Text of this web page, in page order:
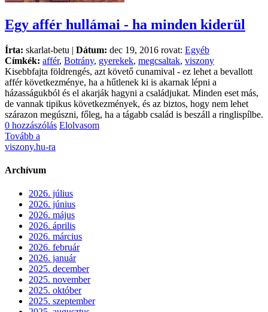
Egy affér hullámai - ha minden kiderül
Írta: skarlat-betu | Dátum: dec 19, 2016 rovat: Egyéb
Címkék: affér, Botrány, gyerekek, megcsaltak, viszony
Kisebbfajta földrengés, azt követő cunamival - ez lehet a bevallott
affér következménye, ha a hűtlenek ki is akarnak lépni a
házasságukból és el akarják hagyni a családjukat. Minden eset más,
de vannak tipikus következmények, és az biztos, hogy nem lehet
szárazon megúszni, főleg, ha a tágabb család is beszáll a ringlispílbe.
0 hozzászólás Elolvasom
Tovább a
viszony.hu-ra
Archívum
2026. július
2026. június
2026. május
2026. április
2026. március
2026. február
2026. január
2025. december
2025. november
2025. október
2025. szeptember